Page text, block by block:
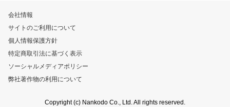
会社情報
サイトのご利用について
個人情報保護方針
特定商取引法に基づく表示
ソーシャルメディアポリシー
弊社著作物の利用について
Copyright (c) Nankodo Co., Ltd. All rights reserved.